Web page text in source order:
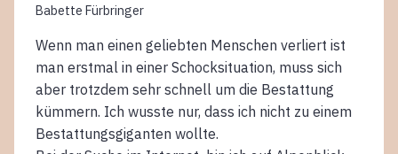
Babette Fürbringer
Wenn man einen geliebten Menschen verliert ist
man erstmal in einer Schocksituation, muss sich
aber trotzdem sehr schnell um die Bestattung
kümmern. Ich wusste nur, dass ich nicht zu einem
Bestattungsgiganten wollte.